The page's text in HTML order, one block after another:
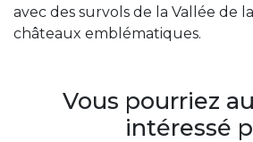
avec des survols de la Vallée de
châteaux emblématiques.
Vous pourriez
intéressé